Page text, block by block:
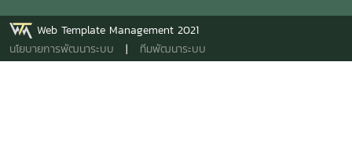
Web Template Management 2021
นโยบายการพัฒนาระบบ | ทีมพัฒนาระบบ